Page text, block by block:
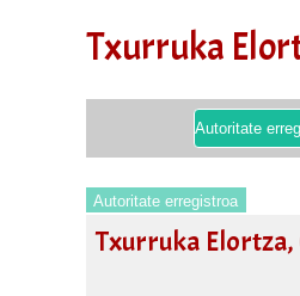
Txurruka
Autoritate
Autoritate erregistroa
Txurruka Elortza,